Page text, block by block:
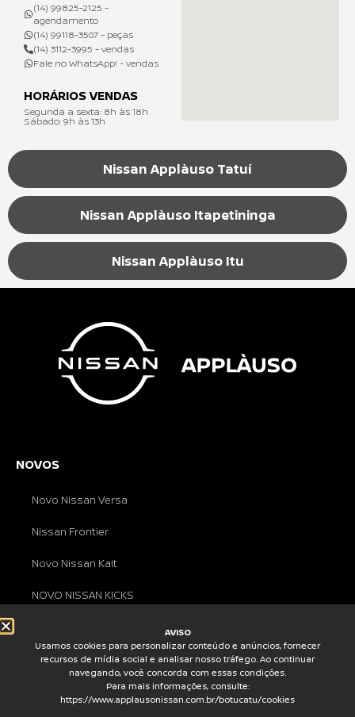
Nissan Applàuso Tatuí
Nissan Applàuso Itapetininga
Nissan Applàuso Itu
(14) 99825-2125 -
agendamento
(14) 99118-3507 - peças
(14) 3112-3995 - vendas
Fale no WhatsApp! - vendas
HORÁRIOS VENDAS
Segunda a sexta: 8h às 18h
Sábado: 9h às 13h
NOVOS
Novo Nissan Versa
Nissan Frontier
Novo Nissan Kait
NOVO NISSAN KICKS
REDES SOCIAIS
AVISO
Usamos cookies para personalizar conteúdo e anúncios, fornecer
recursos de mídia social e analisar nosso tráfego. Ao continuar
navegando, você concorda com essas condições.
Para mais informações, consulte:
https://www.applausonissan.com.br/botucatu/cookies